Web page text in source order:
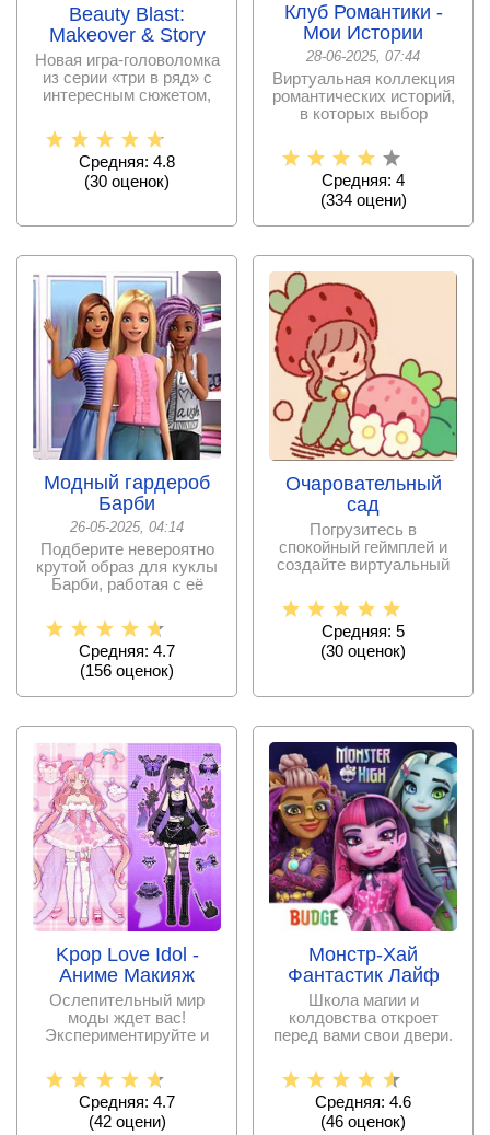
Beauty Blast:
Makeover & Story
Новая игра-головоломка
из серии «три в ряд» с
интересным сюжетом,
Средняя: 4.8
(30 оценок)
Клуб Романтики -
Мои Истории
28-06-2025, 07:44
Виртуальная коллекция
романтических историй,
в которых выбор
Средняя: 4
(334оцени)
Модный гардероб
Барби
26-05-2025, 04:14
Подберите невероятно
крутой образ для куклы
Барби, работая с её
Средняя: 4.7
(156 оценок)
Очаровательный
сад
Погрузитесь в
спокойный геймплей и
создайте виртуальный
Средняя: 5
(30 оценок)
Kpop Love Idol -
Аниме Макияж
Ослепительный мир
моды ждет вас!
Экспериментируйте и
которые
Средняя: 4.7
(42оцени)
Монстр-Хай
Фантастик Лайф
Школа магии и
колдовства откроет
перед вами свои двери.
Средняя: 4.6
(46 оценок)